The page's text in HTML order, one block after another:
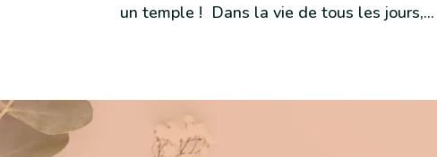
un temple ! Dans la vie de tous les jours,...